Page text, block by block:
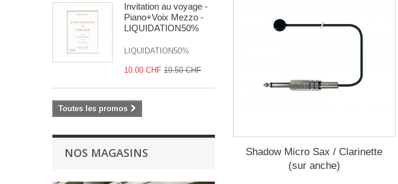
Invitation au voyage -
Piano+Voix Mezzo -
LIQUIDATION50%
LIQUIDATION50%
10.00 CHF 19.50 CHF
Toutes les promos
NOS MAGASINS
Shadow Micro Sax / Clarinette
(sur anche)